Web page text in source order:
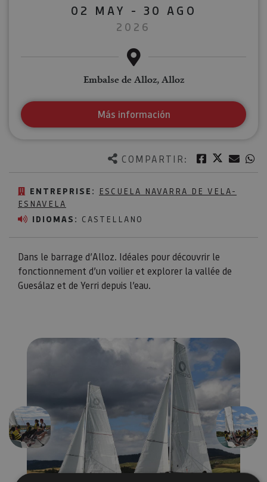
COMPARTIR: Facebook
Twitter
ENTREPRISE:
ESCUELA NAVARRA DE VELA-
ESNAVELA
IDIOMAS: CASTELLANO
Dans le barrage d’Alloz. Idéales pour découvrir le
fonctionnement d’un voilier et explorer la vallée de
Guesálaz et de Yerri depuis l’eau.
02 MAY - 30 AGO
2026
Embalse de Alloz, Alloz
Más información
Précédent Suivant